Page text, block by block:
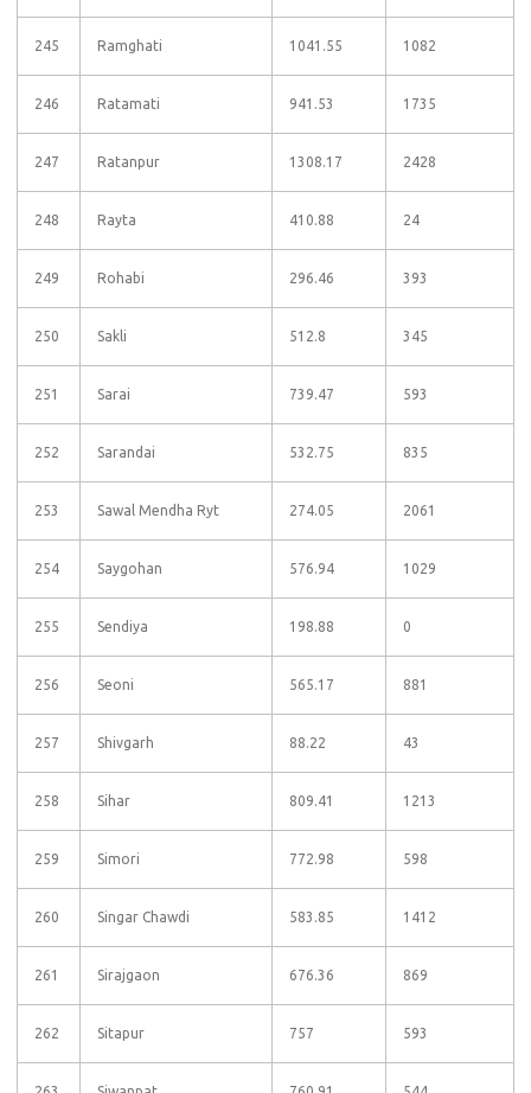
245 Ramghati 1041.55 1082
246 Ratamati 941.53 1735
247 Ratanpur 1308.17 2428
248 Rayta 410.88 24
249 Rohabi 296.46 393
250 Sakli 512.8 345
251 Sarai 739.47 593
252 Sarandai 532.75 835
253 Sawal Mendha Ryt 274.05 2061
254 Saygohan 576.94 1029
255 Sendiya 198.88 0
256 Seoni 565.17 881
257 Shivgarh 88.22 43
258 Sihar 809.41 1213
259 Simori 772.98 598
260 Singar Chawdi 583.85 1412
261 Sirajgaon 676.36 869
262 Sitapur 757 593